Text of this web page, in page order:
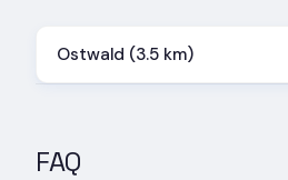
Ostwald (3.5 km)
FAQ